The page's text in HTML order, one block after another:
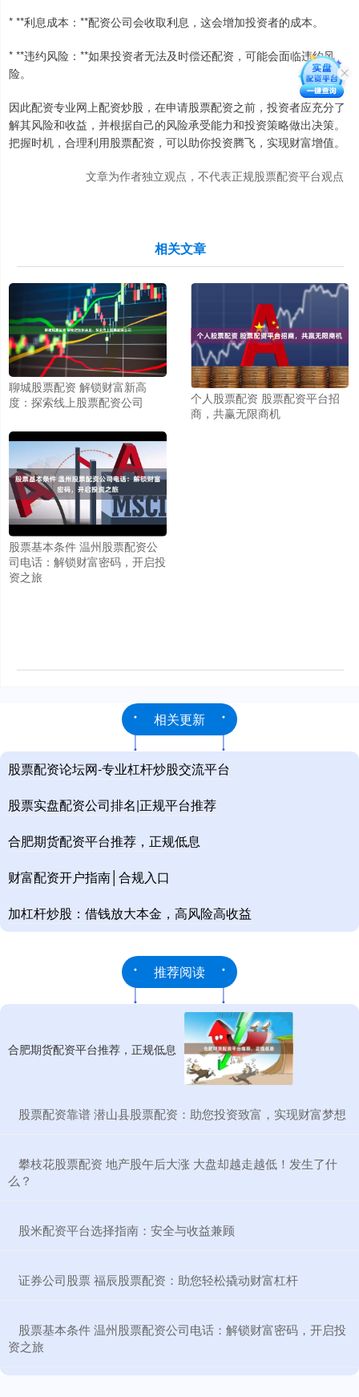
* **利息成本：**配资公司会收取利息，这会增加投资者的成本。
* **违约风险：**如果投资者无法及时偿还配资，可能会面临违约风
险。
因此配资专业网上配资炒股，在申请股票配资之前，投资者应充分了
解其风险和收益，并根据自己的风险承受能力和投资策略做出决策。
把握时机，合理利用股票配资，可以助你投资腾飞，实现财富增值。
文章为作者独立观点，不代表正规股票配资平台观点
相关文章
聊城股票配资 解锁财富新高
度：探索线上股票配资公司
个人股票配资 股票配资平台招
商，共赢无限商机
股票基本条件 温州股票配资公
司电话：解锁财富密码，开启投
资之旅
相关更新
股票配资论坛网-专业杠杆炒股交流平台
股票实盘配资公司排名|正规平台推荐
合肥期货配资平台推荐，正规低息
财富配资开户指南│合规入口
加杠杆炒股：借钱放大本金，高风险高收益
推荐阅读
合肥期货配资平台推荐，正规低息
​股票配资靠谱 潜山县股票配资：助您投资致富，实现财富梦想
​攀枝花股票配资 地产股午后大涨 大盘却越走越低！发生了什
么？
​股米配资平台选择指南：安全与收益兼顾
​证券公司股票 福辰股票配资：助您轻松撬动财富杠杆
​股票基本条件 温州股票配资公司电话：解锁财富密码，开启投
资之旅